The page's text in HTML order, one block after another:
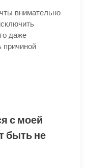
внимательно
даже
причиной
с моей
быть не